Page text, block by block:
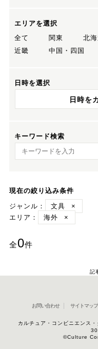
エリアを選択
全て
関東 北
近畿
中国・四国
日時を選択
日時を
キーワード検索
キーワード検索
現在の絞り込み条件
ジャンル：
文具
×
エリア：
海外 ×
全0件
記
お問い合わせ サイトマップ
カルチュア・コンビニエン
©Culture